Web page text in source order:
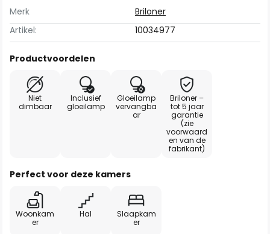
Merk
Briloner
Artikel:
10034977
Productvoordelen
Niet
dimbaar
Inclusief
gloeilamp
Gloeilamp
vervangba
ar
Briloner –
tot 5 jaar
garantie
(zie
voorwaard
en van de
fabrikant)
Perfect voor deze kamers
Woonkam
er
Hal
Slaapkam
er